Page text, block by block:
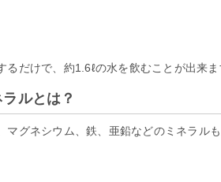
だけで、約1.6ℓの水を飲むことが出来ま
ラルとは？
グネシウム、鉄、亜鉛などのミネラル